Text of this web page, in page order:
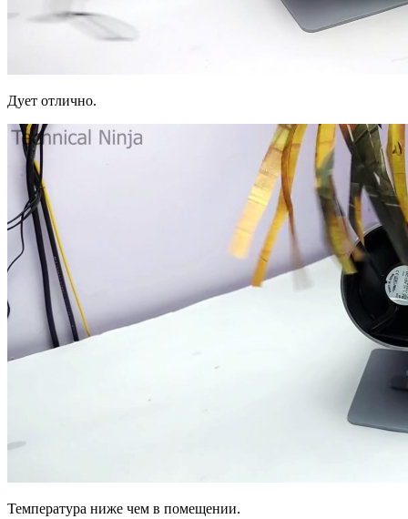
Дует отлично.
Температура ниже чем в помещении.